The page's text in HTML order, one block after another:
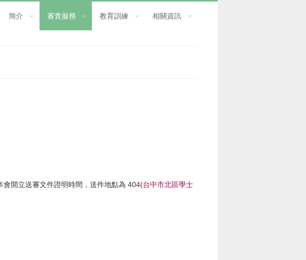
簡介 審查服務 教育訓練 相關資訊
開立送審文件證明時間，送件地點為 404(台中市北區學士